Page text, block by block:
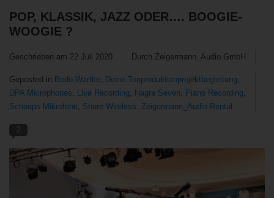
WERKSTATT
Kontakt
BLOG
POP, KLASSIK, JAZZ ODER…. BOOGIE-
WOOGIE ?
Geschrieben am 22 Juli 2020 Durch Zeigermann_Audio GmbH
Geposted in Bodo Wartke, Deine Tonproduktionprojektbegleitung,
DPA Microphones, Live Recording, Nagra Seven, Piano Recording,
Schoeps Mikrofone, Shure Wireless, Zeigermann_Audio Rental
2